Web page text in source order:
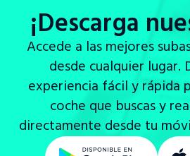
¡Descarga
Accede a las mejores
desde cualquier lugar.
experiencia fácil y rápida
coche que buscas y
directamente desde tu